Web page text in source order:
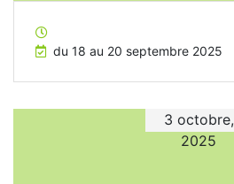
du 18 au 20 septembre 2025
3 octobre,
2025